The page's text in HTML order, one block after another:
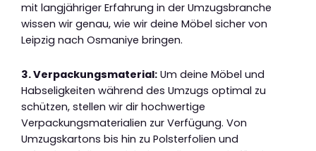
mit langjähriger Erfahrung in der Umzugsbranche
wissen wir genau, wie wir deine Möbel sicher von
Leipzig nach Osmaniye bringen.
3. Verpackungsmaterial: Um deine Möbel und
Habseligkeiten während des Umzugs optimal zu
schützen, stellen wir dir hochwertige
Verpackungsmaterialien zur Verfügung. Von
Umzugskartons bis hin zu Polsterfolien und